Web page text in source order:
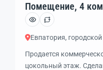
Помещение, 4
эт., код: 326918
Евпатория,
Продается
цокольный этаж.